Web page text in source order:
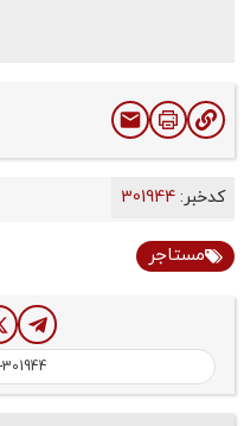
کدخبر:
مستاجر